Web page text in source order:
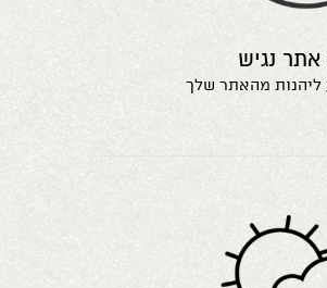
אתר נגיש
ליהנות מהאתר שלך